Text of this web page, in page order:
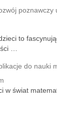
poznawczy
to
…
do nauki
w świat